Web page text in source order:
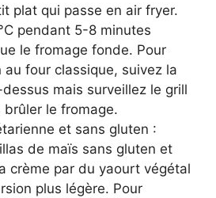
plat qui passe en air fryer.
pendant 5-8 minutes
le fromage fonde. Pour
au four classique, suivez la
mais surveillez le grill
brûler le fromage.
et sans gluten :
de maïs sans gluten et
crème par du yaourt végétal
plus légère. Pour